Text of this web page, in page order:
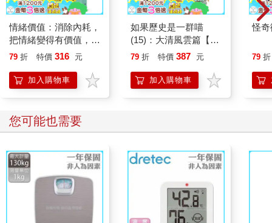
情緒價值：消除內耗，
把情緒變得有價值，跟
誰都能自在相處
79 折 特價 316 元
加入購物車
如果歷史是一群喵
(15)：大清風雲篇【萌
貓漫畫學歷史】
79 折 特價 387 元
加入購物車
怪
79 折
您可能也需要